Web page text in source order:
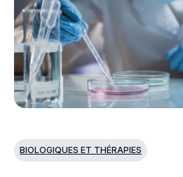
BIOLOGIQUES ET THÉRAPIES